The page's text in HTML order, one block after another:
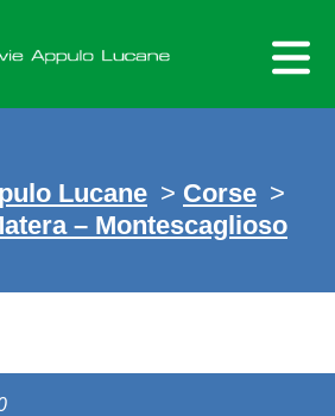
Lucane > Corse >
– Montescaglioso